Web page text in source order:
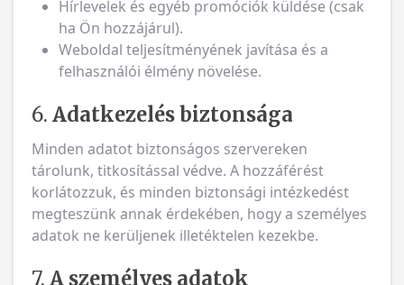
Hírlevelek és egyéb promóciók küldése (csak
ha Ön hozzájárul).
Weboldal teljesítményének javítása és a
felhasználói élmény növelése.
6. Adatkezelés biztonsága
Minden adatot biztonságos szervereken
tárolunk, titkosítással védve. A hozzáférést
korlátozzuk, és minden biztonsági intézkedést
megteszünk annak érdekében, hogy a személyes
adatok ne kerüljenek illetéktelen kezekbe.
7. A személyes adatok